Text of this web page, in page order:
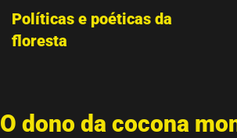
Políticas e poéticas da
floresta
O dono da cocona